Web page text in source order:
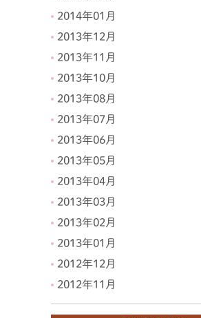
2014年01月
2013年12月
2013年11月
2013年10月
2013年08月
2013年07月
2013年06月
2013年05月
2013年04月
2013年03月
2013年02月
2013年01月
2012年12月
2012年11月